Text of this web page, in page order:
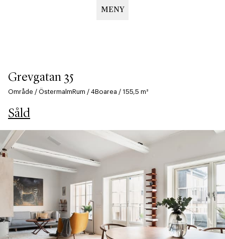
MENY
Grevgatan 35
Område / ÖstermalmRum / 4Boarea / 155,5 m²
Såld